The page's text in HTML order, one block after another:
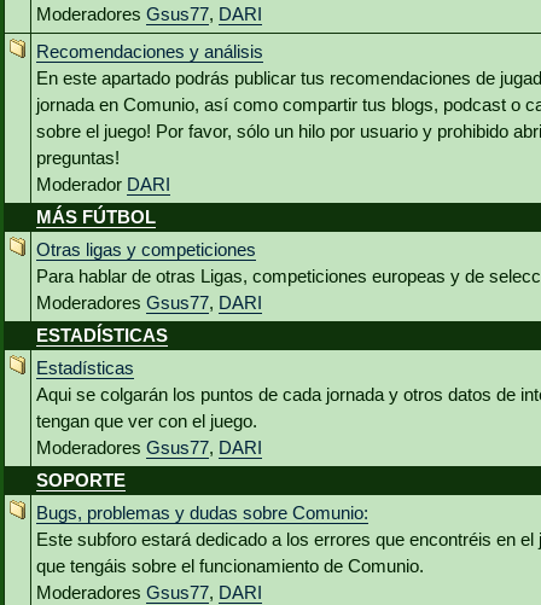
Moderadores Gsus77, DARI
Recomendaciones y análisis
En este apartado podrás publicar tus recomendaciones de
jornada en Comunio, así como compartir tus blogs, podcast o
sobre el juego! Por favor, sólo un hilo por usuario y prohibido
preguntas!
Moderador DARI
MÁS FÚTBOL
Otras ligas y competiciones
Para hablar de otras Ligas, competiciones europeas y de
Moderadores Gsus77, DARI
ESTADÍSTICAS
Estadísticas
Aqui se colgarán los puntos de cada jornada y otros datos de
tengan que ver con el juego.
Moderadores Gsus77, DARI
SOPORTE
Bugs, problemas y dudas sobre Comunio:
Este subforo estará dedicado a los errores que encontréis en el
que tengáis sobre el funcionamiento de Comunio.
Moderadores Gsus77, DARI